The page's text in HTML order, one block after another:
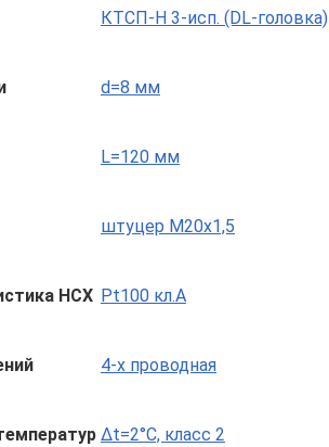
КТСП-Н 3-исп. (DL-головка)
d=8 мм
L=120 мм
штуцер М20х1,5
НСХ Pt100 кл.A
4-х проводная
Δt=2°C, класс 2